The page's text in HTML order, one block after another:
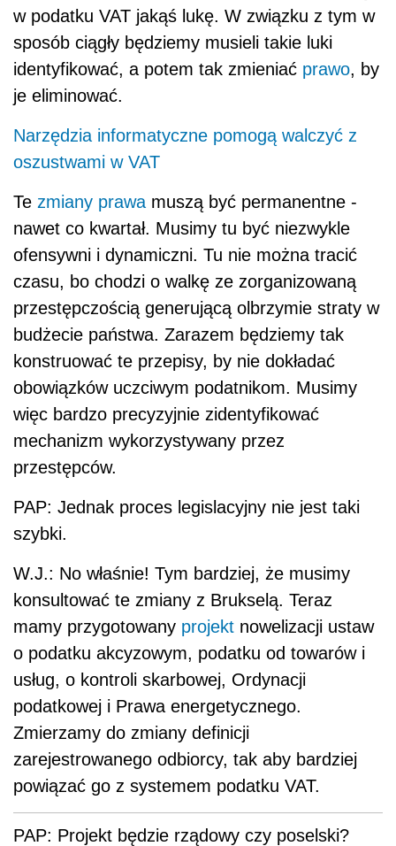
w podatku VAT jakąś lukę. W związku z tym w
sposób ciągły będziemy musieli takie luki
identyfikować, a potem tak zmieniać prawo, by
je eliminować.
Narzędzia informatyczne pomogą walczyć z
oszustwami w VAT
Te zmiany prawa muszą być permanentne -
nawet co kwartał. Musimy tu być niezwykle
ofensywni i dynamiczni. Tu nie można tracić
czasu, bo chodzi o walkę ze zorganizowaną
przestępczością generującą olbrzymie straty w
budżecie państwa. Zarazem będziemy tak
konstruować te przepisy, by nie dokładać
obowiązków uczciwym podatnikom. Musimy
więc bardzo precyzyjnie zidentyfikować
mechanizm wykorzystywany przez
przestępców.
PAP: Jednak proces legislacyjny nie jest taki
szybki.
W.J.: No właśnie! Tym bardziej, że musimy
konsultować te zmiany z Brukselą. Teraz
mamy przygotowany projekt nowelizacji ustaw
o podatku akcyzowym, podatku od towarów i
usług, o kontroli skarbowej, Ordynacji
podatkowej i Prawa energetycznego.
Zmierzamy do zmiany definicji
zarejestrowanego odbiorcy, tak aby bardziej
powiązać go z systemem podatku VAT.
PAP: Projekt będzie rządowy czy poselski?